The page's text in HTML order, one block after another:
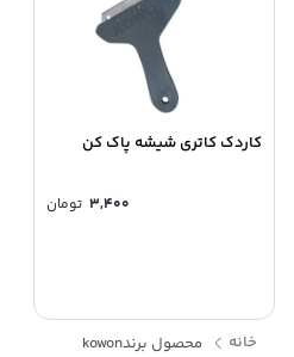
کاردک کاتری شیشه پاک کن
۳,۴۰۰ تومان
خانه محصول برندkowon